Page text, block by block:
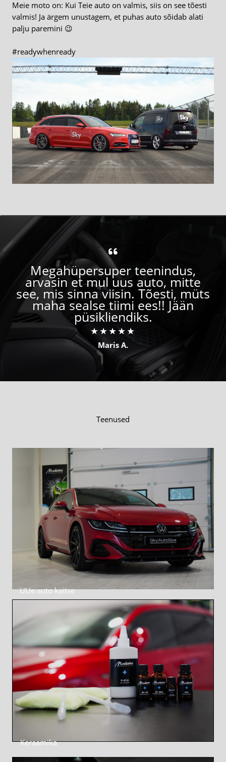
Meie moto on: Kui Teie auto on valmis, siis on see tõesti
valmis! Ja ärgem unustagem, et puhas auto sõidab alati
palju paremini 😉
#readywhenready
Megahüpersuper teenindus,
arvasin et mul uus auto, mitte
see, mis sinna viisin. Tõesti, müts
maha sealse tiimi ees!! Jään
püsikliendiks.
★★★★★
Maris A.
Teenused
UUe auto kaitse
Keraamika